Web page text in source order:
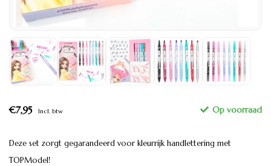
€7,95 Incl. btw
Deze set zorgt gegarandeerd voor kleurrijk handlettering met
TOPModel!